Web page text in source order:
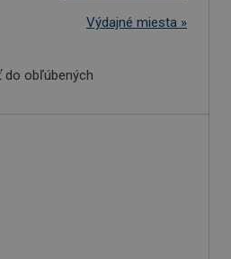
Výdajné miesta »
do obľúbených